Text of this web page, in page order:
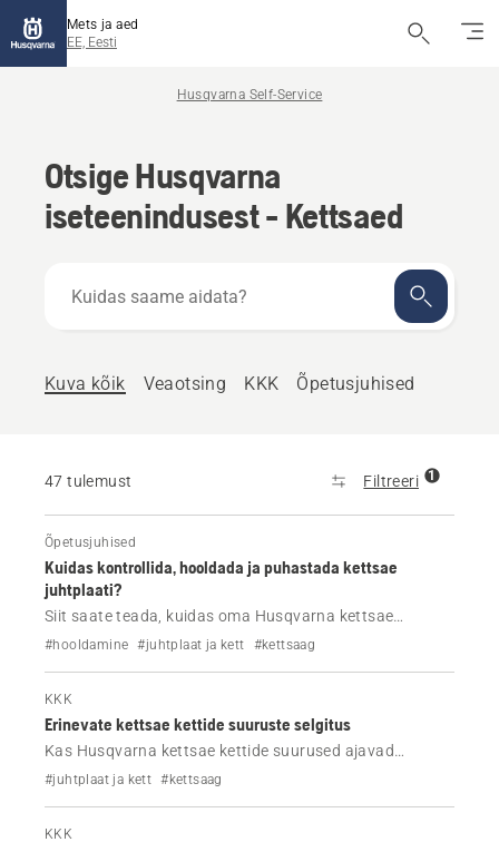
Mets ja aed
EE, Eesti
Husqvarna Self-Service
Otsige Husqvarna
iseteenindusest - Kettsaed
saame
Kuva kõik Veaotsing KKK Õpetusjuhised
47 tulemust Filtreeri 1
Õpetusjuhised
Kuidas kontrollida, hooldada ja puhastada kettsae
juhtplaati?
Siit saate teada, kuidas oma Husqvarna kettsae
juhtplaati puhastada, kontrollida ja hooldada. Järgige
#hooldamine #juhtplaat ja kett #kettsaag
KKK
Erinevate kettsae kettide suuruste selgitus
Kas Husqvarna kettsae kettide suurused ajavad
segadusse? Siit saate teada, mis vahe on ketisammul,
#juhtplaat ja kett #kettsaag
KKK